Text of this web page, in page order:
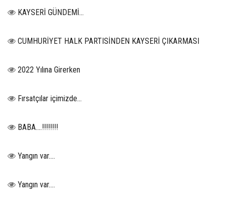
KAYSERİ GÜNDEMİ…
CUMHURİYET HALK PARTISİNDEN KAYSERİ ÇIKARMASI
2022 Yılına Girerken
Fırsatçılar içimizde…
BABA....!!!!!!!!
Yangın var….
Yangın var….